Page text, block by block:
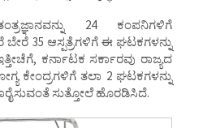
24 ಕಂಪನಿಗಳಿಗೆ
35 ಆಸ್ಪತ್ರೆಗಳಿಗೆ ಈ ಘಟಕಗಳನ್ನು
ಕರ್ನಾಟಕ ಸರ್ಕಾರವು ರಾಜ್ಯದ
ಕೇಂದ್ರಗಳಿಗೆ ತಲಾ 2 ಘಟಕಗಳನ್ನು
ಸುತ್ತೋಲೆ ಹೊರಡಿಸಿದೆ.